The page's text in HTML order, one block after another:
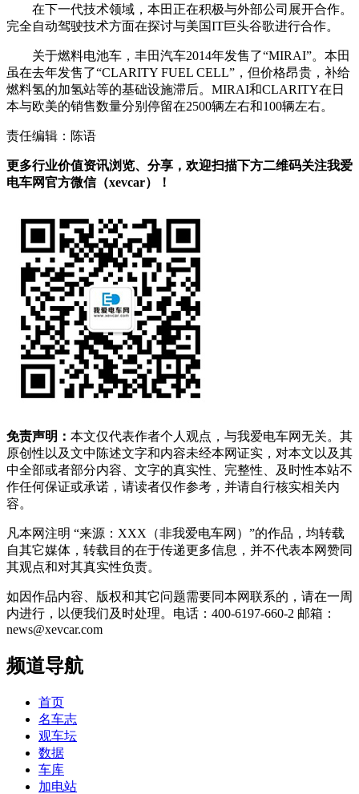
在下一代技术领域，本田正在积极与外部公司展开合作。
完全自动驾驶技术方面在探讨与美国IT巨头谷歌进行合作。
关于燃料电池车，丰田汽车2014年发售了“MIRAI”。本田
虽在去年发售了“CLARITY FUEL CELL”，但价格昂贵，补给
燃料氢的加氢站等的基础设施滞后。MIRAI和CLARITY在日
本与欧美的销售数量分别停留在2500辆左右和100辆左右。
责任编辑：陈语
更多行业价值资讯浏览、分享，欢迎扫描下方二维码关注我爱
电车网官方微信（xevcar）！
免责声明： 本文仅代表作者个人观点，与我爱电车网无关。其
原创性以及文中陈述文字和内容未经本网证实，对本文以及其
中全部或者部分内容、文字的真实性、完整性、及时性本站不
作任何保证或承诺，请读者仅作参考，并请自行核实相关内
容。
凡本网注明 “来源：XXX（非我爱电车网）”的作品，均转载
自其它媒体，转载目的在于传递更多信息，并不代表本网赞同
其观点和对其真实性负责。
如因作品内容、版权和其它问题需要同本网联系的，请在一周
内进行，以便我们及时处理。电话：400-6197-660-2 邮箱：
news@xevcar.com
频道导航
首页
名车志
观车坛
数据
车库
加电站